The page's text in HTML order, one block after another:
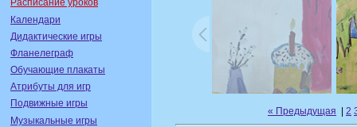
Расписание уроков
Календари
Дидактические игры
Фланелеграф
Обучающие плакаты
Атрибуты для игр
Подвижные игры
Музыкальные игры
« Предыдущая 2